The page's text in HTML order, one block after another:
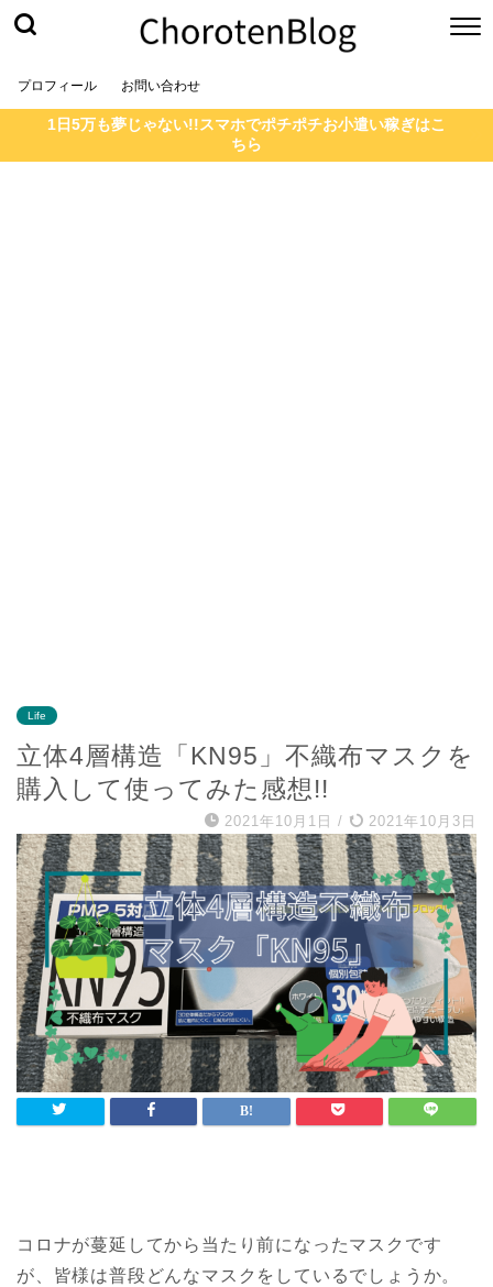
プロフィール お問い合わせ
1日5万も夢じゃない!!スマホでポチポチお小遣い稼ぎはこ
ちら
Life
立体4層構造「KN95」不織布マスクを
購入して使ってみた感想!!
2021年10月1日 / 2021年10月3日
コロナが蔓延してから当たり前になったマスクです
が、皆様は普段どんなマスクをしているでしょうか。